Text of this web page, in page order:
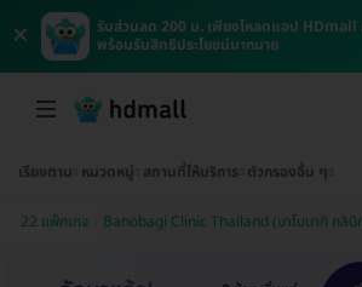
×
รับส่วนลด 200 บ. เพียงโหลดแอป HDmall
พร้อมรับสิทธิประโยชน์มากมาย
เรียงตาม หมวดหมู่ สถานที่ให้บริการ ตัวกรองอื่น ๆ
22 แพ็กเกจ Banobagi Clinic Thailand (บาโนบากิ คลินิก